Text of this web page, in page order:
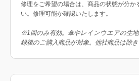
修理をご希望の場合は、商品の状態が分か
い。修理可能か確認いたします。
※1回のみ有効。傘やレインウエアの生
録後のご購入商品が対象。他社商品は除き